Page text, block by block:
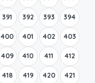
391 392 393 394
400 401 402 403
409 410 411 412
418 419 420 421